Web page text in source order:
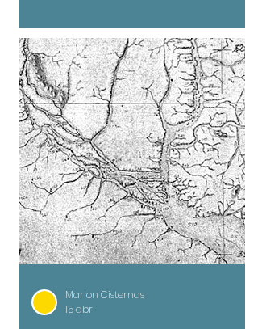
de ginkgo cubiertas de miel. El sabor era
ligeramente amargo y medicinal, que la miel
dulce solo disimulaba parcialmente.
Efectivamente, resulta que esta semilla se usa
con fre
Marlon Cisternas
15 abr